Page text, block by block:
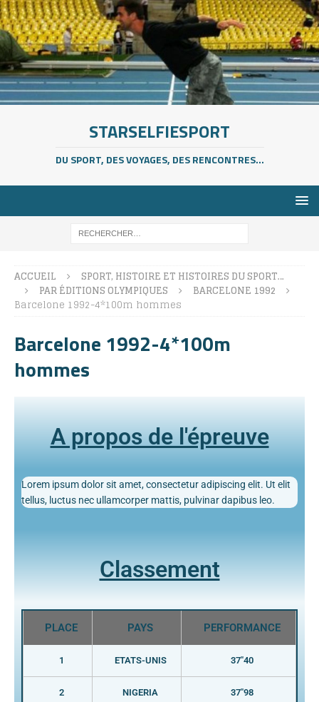
STARSELFIESPORT
DU SPORT, DES VOYAGES, DES RENCONTRES...
ACCUEIL
SPORT, HISTOIRE ET HISTOIRES DU SPORT…
PAR ÉDITIONS OLYMPIQUES
BARCELONE 1992
Barcelone 1992-4*100m hommes
Barcelone 1992-4*100m
hommes
A propos de l'épreuve
Lorem ipsum dolor sit amet, consectetur adipiscing elit. Ut elit
tellus, luctus nec ullamcorper mattis, pulvinar dapibus leo.
Classement
PLACE PAYS PERFORMANCE
1 ETATS-UNIS 37"40
2 NIGERIA 37"98